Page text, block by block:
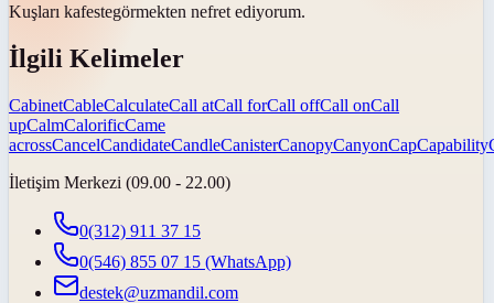
Kuşları kafestegörmekten nefret ediyorum.
İlgili Kelimeler
CabinetCableCalculateCall atCall forCall offCall onCall
upCalmCalorificCame
acrossCancelCandidateCandleCanisterCanopyCanyonCapCapability
İletişim Merkezi (09.00 - 22.00)
0(312) 911 37 15
0(546) 855 07 15 (WhatsApp)
destek@uzmandil.com